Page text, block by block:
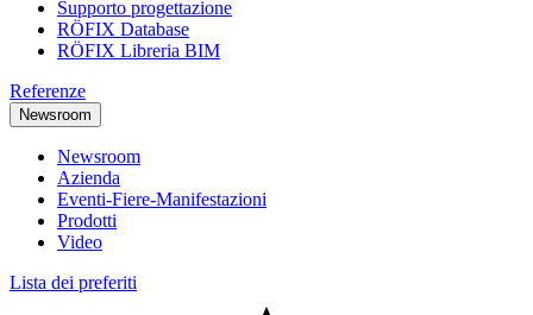
Supporto progettazione
RÖFIX Database
RÖFIX Libreria BIM
Referenze
Newsroom
Newsroom
Azienda
Eventi-Fiere-Manifestazioni
Prodotti
Video
Lista dei preferiti